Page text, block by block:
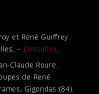
et René Guiffrey
– Consulter.
Claude Roure.
de René
Gigondas (84).